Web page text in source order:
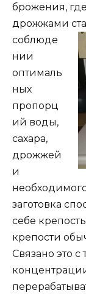
брожения,
дрожжами
соблюде
нии
оптималь
ных
пропорц
ий воды,
сахара,
дрожжей
и
заготовка
себе
крепости
Связано это